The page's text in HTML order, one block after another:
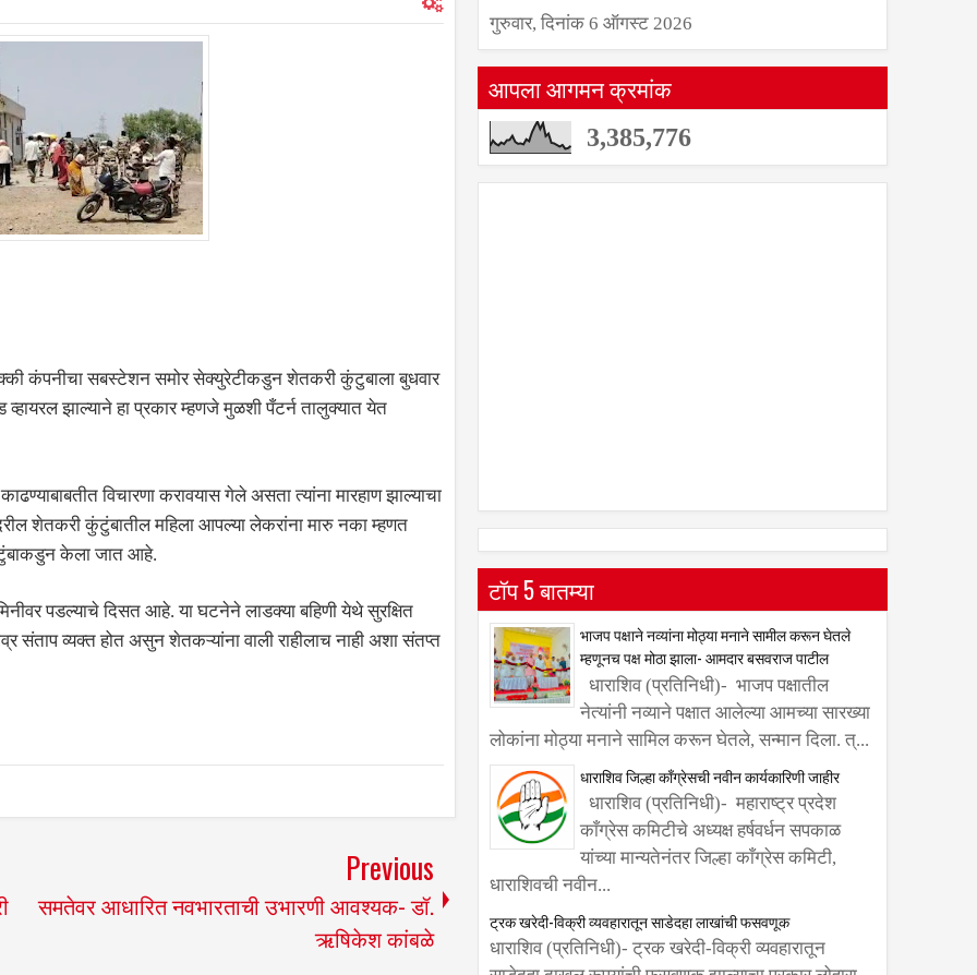
कंपनीचा सबस्टेशन समोर सेक्युरेटीकडुन शेतकरी कुंटुबाला बुधवार
व्हायरल झाल्याने हा प्रकार म्हणजे मुळशी पँटर्न तालुक्यात येत
विचारणा करावयास गेले असता त्यांना मारहाण झाल्याचा
शेतकरी कुंटुंबातील महिला आपल्या लेकरांना मारु नका म्हणत
केला जात आहे.
पडल्याचे दिसत आहे. या घटनेने लाडक्या बहिणी येथे सुरक्षित
संताप व्यक्त होत असुन शेतकऱ्यांना वाली राहीलाच नाही अशा संतप्त
Previous
समतेवर आधारित नवभारताची उभारणी आवश्यक- डॉ.
ऋषिकेश कांबळे
गुरुवार, दिनांक 6 ऑगस्ट 2026
आपला आगमन क्रमांक
3,385,776
टॉप 5 बातम्या
भाजप पक्षाने नव्यांना मोठ्या मनाने सामील करून घेतले
म्हणूनच पक्ष मोठा झाला- आमदार बसवराज पाटील
धाराशिव (प्रतिनिधी)- भाजप पक्षातील
नेत्यांनी नव्याने पक्षात आलेल्या आमच्या सारख्या
लोकांना मोठ्या मनाने सामिल करून घेतले, सन्मान दिला. त्...
धाराशिव जिल्हा काँग्रेसची नवीन कार्यकारिणी जाहीर
धाराशिव (प्रतिनिधी)- महाराष्ट्र प्रदेश
काँग्रेस कमिटीचे अध्यक्ष हर्षवर्धन सपकाळ
यांच्या मान्यतेनंतर जिल्हा काँग्रेस कमिटी,
धाराशिवची नवीन...
ट्रक खरेदी-विक्री व्यवहारातून साडेदहा लाखांची फसवणूक
धाराशिव (प्रतिनिधी)- ट्रक खरेदी-विक्री व्यवहारातून